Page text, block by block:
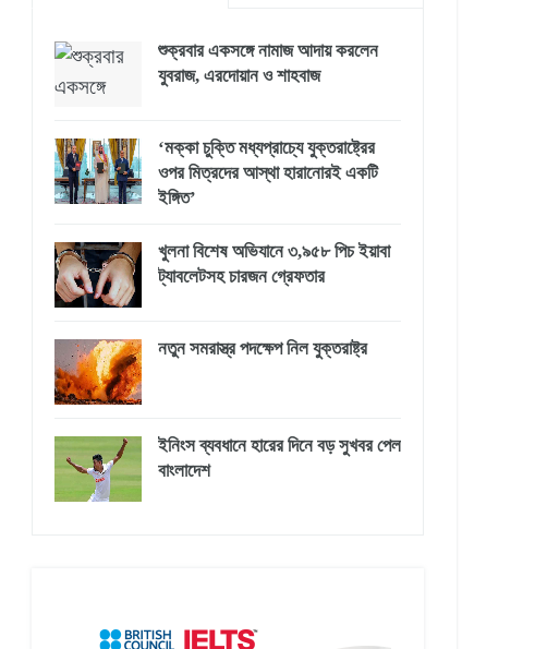
শুক্রবার একসঙ্গে নামাজ আদায় করলেন
যুবরাজ, এরদোয়ান ও শাহবাজ
‘মক্কা চুক্তি মধ্যপ্রাচ্যে যুক্তরাষ্ট্রের
ওপর মিত্রদের আস্থা হারানোরই একটি
ইঙ্গিত’
খুলনা বিশেষ অভিযানে ৩,৯৫৮ পিচ ইয়াবা
ট্যাবলেটসহ চারজন গ্রেফতার
নতুন সমরাস্ত্র পদক্ষেপ নিল যুক্তরাষ্ট্র
ইনিংস ব্যবধানে হারের দিনে বড় সুখবর পেল
বাংলাদেশ